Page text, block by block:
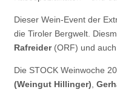
Dieser Wein-Event der
die Tiroler Bergwelt.
Rafreider (ORF) und
Die STOCK Weinwoche
(Weingut Hillinger)